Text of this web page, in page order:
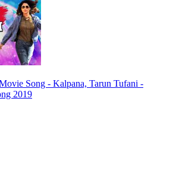
Song - Kalpana, Tarun Tufani -
2019